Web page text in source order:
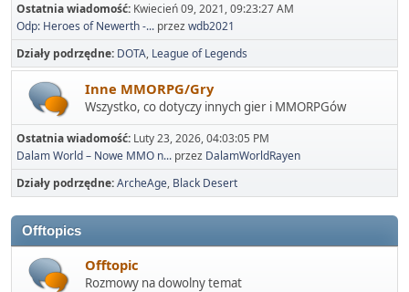
Ostatnia wiadomość: Kwiecień 09, 2021, 09:23:27 AM
Odp: Heroes of Newerth -... przezwdb2021
Działy podrzędne DOTA League of Legends
Inne MMORPG/Gry
Wszystko, co dotyczy innych gier i MMORPGów
Ostatnia wiadomość: Luty 23, 2026, 04:03:05 PM
Dalam World – Nowe MMO n... przez DalamWorldRayen
Działy podrzędne ArcheAge Black Desert
Offtopics
Offtopic
Rozmowy na dowolny temat